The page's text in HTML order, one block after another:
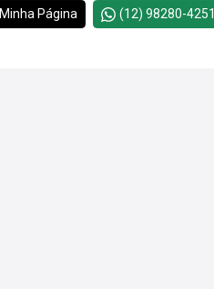
Minha Página (12) 98280-4251